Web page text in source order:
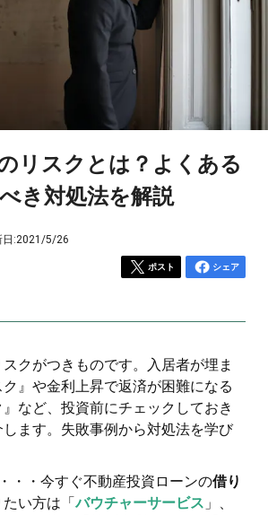
リスクとは？よくある
き対処法を解説
日:2021/5/26
ポスト シェア
クがつきものです。入居者が埋ま
』や金利上昇で返済が困難になる
』など、投資前にチェックしておき
ます。失敗事例から対処法を学び
・・今すぐ不動産投資ローンの借り
たい方は「バウチャーサービス 」、